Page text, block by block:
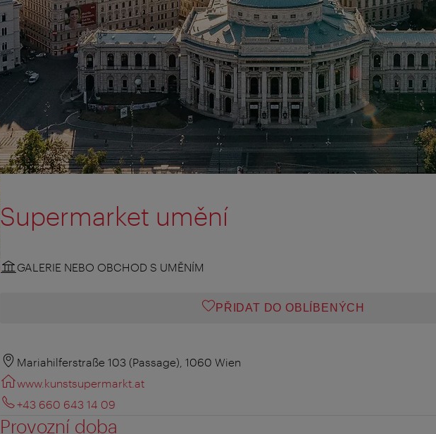
Supermarket umění
GALERIE NEBO OBCHOD S UMĚNÍM
PŘIDAT DO OBLÍBENÝCH
Mariahilferstraße 103 (Passage), 1060 Wien
www.kunstsupermarkt.at
+43 660 643 14 09
Provozní doba